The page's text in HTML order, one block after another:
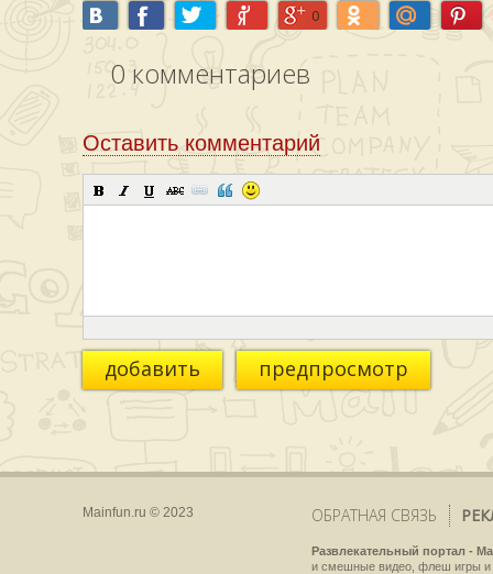
0
0 комментариев
Оставить комментарий
добавить предпросмотр
Mainfun.ru © 2023 ОБРАТНАЯ СВЯЗЬ
Развлекательный портал -
и смешные видео, флеш игры и